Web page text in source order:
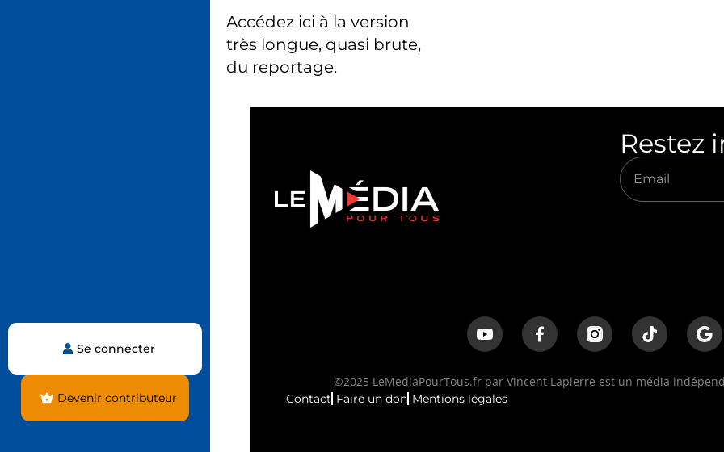
Se connecter
Devenir contributeur
Accédez ici à la version
très longue, quasi brute,
du reportage.
Restez
©2025 LeMediaPourTous.fr par Vincent Lapierre est un média
Contact Faire un don Mentions légales